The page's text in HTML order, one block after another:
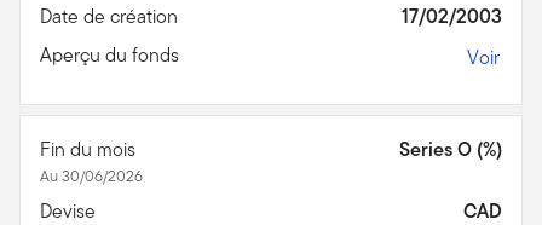
Date de création
17/02/2003
Aperçu du fonds
Voir
Fin du mois
Au 30/06/2026
Series O (%)
Devise
CAD